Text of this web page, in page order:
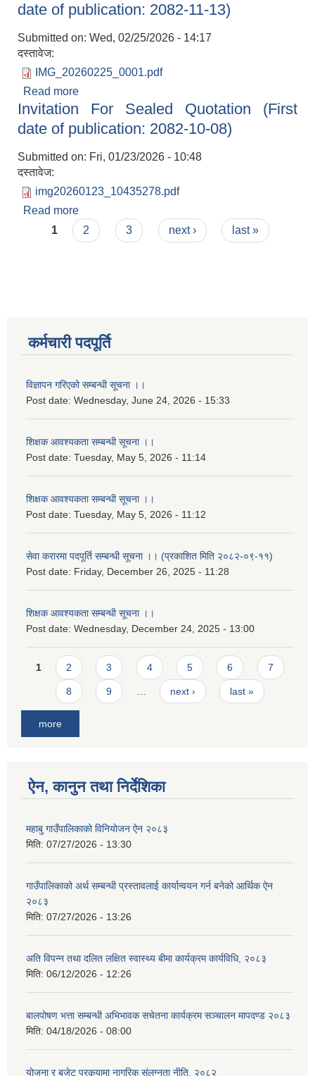
date of publication: 2082-11-13)
Submitted on: Wed, 02/25/2026 - 14:17
दस्तावेज:
IMG_20260225_0001.pdf
Read more
date of publication: 2082-11-13)
Invitation For Sealed Quotation (First
date of publication: 2082-10-08)
Submitted on: Fri, 01/23/2026 - 10:48
दस्तावेज:
img20260123_10435278.pdf
Read more
date of publication: 2082-10-08)
Pages
1 2 3 next › last »
कर्मचारी पदपूर्ति
विज्ञापन गरिएको सम्बन्धी सूचना ।।
Post date: Wednesday, June 24, 2026 - 15:33
शिक्षक आवश्यकता सम्बन्धी सूचना ।।
Post date: Tuesday, May 5, 2026 - 11:14
शिक्षक आवश्यकता सम्बन्धी सूचना ।।
Post date: Tuesday, May 5, 2026 - 11:12
सेवा करारमा पदपूर्ति सम्बन्धी सूचना ।। (प्रकाशित मिति २०८२-०९-११)
Post date: Friday, December 26, 2025 - 11:28
शिक्षक आवश्यकता सम्बन्धी सूचना ।।
Post date: Wednesday, December 24, 2025 - 13:00
Pages
1 2 3 4 5 6 7
8 9 next › last »
more
ऐन, कानुन तथा निर्देशिका
महाबु गाउँपालिकाको विनियोजन ऐन २०८३
मिति: 07/27/2026 - 13:30
गाउँपालिकाको अर्थ सम्बन्धी प्रस्तावलाई कार्यान्वयन गर्न बनेको आर्थिक ऐन
२०८३
मिति: 07/27/2026 - 13:26
अति विपन्न तथा दलित लक्षित स्वास्थ्य बीमा कार्यक्रम कार्यविधि, २०८३
मिति: 06/12/2026 - 12:26
बालपोषण भत्ता सम्बन्धी अभिभावक सचेतना कार्यक्रम सञ्चालन मापदण्ड २०८३
मिति: 04/18/2026 - 08:00
योजना र बजेट प्रकृयामा नागरिक संलग्नता नीति, २०८२